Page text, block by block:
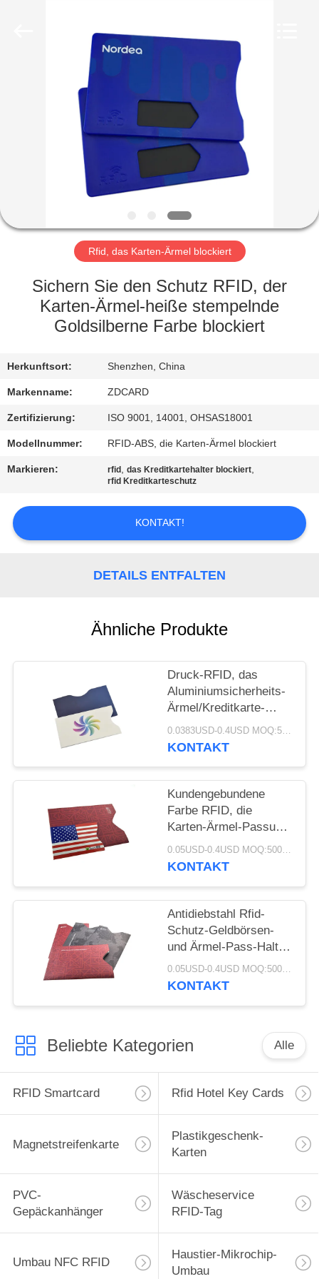
PRODUKTE
FABRIK-
AUSFLUG
QUALITÄTSKONTROLLE
SIE
MIT
UNS
IN
VERBINDUNG
NACHRICHTEN
POLICY
Rfid, das Karten-Ärmel blockiert
Sichern Sie den Schutz RFID, der
Karten-Ärmel-heiße stempelnde
Goldsilberne Farbe blockiert
Herkunftsort: Shenzhen, China
Markenname: ZDCARD
Zertifizierung: ISO 9001, 14001, OHSAS18001
Modellnummer: RFID-ABS, die Karten-Ärmel blockiert
Markieren: rfid ,das Kreditkartehalter blockiert,
rfid Kreditkarteschutz
KONTAKT!
DETAILS ENTFALTEN
Ähnliche Produkte
Druck-RFID, das
Aluminiumsicherheits-
Ärmel/Kreditkarte-
Schutz blockiert
0.0383USD-0.4USD MOQ:500pcs
KONTAKT
Kundengebundene
Farbe RFID, die
Karten-Ärmel-Passung
in Geldbörse
90*62*2mm blockiert
0.05USD-0.4USD MOQ:500pcs
KONTAKT
Antidiebstahl Rfid-
Schutz-Geldbörsen-
und Ärmel-Pass-Halter
mit Seidendruck
0.05USD-0.4USD MOQ:500pcs
KONTAKT
Beliebte Kategorien Alle
RFID Smartcard Rfid Hotel Key Cards
Magnetstreifenkarte
Plastikgeschenk-
Karten
PVC-
Gepäckanhänger
Wäscheservice
RFID-Tag
Umbau NFC RFID
Haustier-Mikrochip-
Umbau